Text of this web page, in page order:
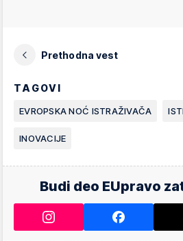
Prethodna vest
TAGOVI
EVROPSKA NOĆ ISTRAŽIVAČA
INOVACIJE
Budi deo EUpravo